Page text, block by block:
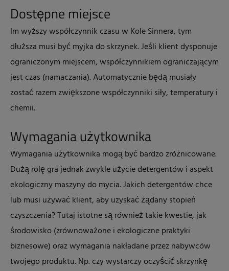
Dostępne miejsce
Im wyższy współczynnik czasu w Kole Sinnera, tym
dłuższa musi być myjka do skrzynek. Jeśli klient dysponuje
ograniczonym miejscem, współczynnikiem ograniczającym
jest czas (namaczania). Automatycznie będą musiały
zostać razem zwiększone współczynniki siły, temperatury i
chemii.
Wymagania użytkownika
Wymagania użytkownika mogą być bardzo zróżnicowane.
Dużą rolę gra jednak zwykle użycie detergentów i aspekt
ekologiczny maszyny do mycia. Jakich detergentów chce
lub musi używać klient, aby uzyskać żądany stopień
czyszczenia? Tutaj istotne są również takie kwestie, jak
środowisko (zrównoważone i ekologiczne praktyki
biznesowe) oraz wymagania nakładane przez nabywców
twojego produktu. Np. czy wystarczy oczyścić skrzynkę